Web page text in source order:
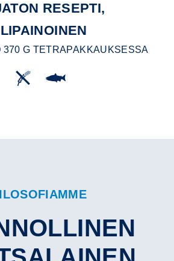
RESEPTI,
370 G TETRAPAKKAUKSESSA